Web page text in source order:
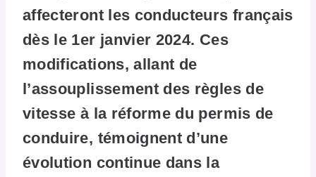
affecteront les conducteurs français
dès le 1er janvier 2024. Ces
modifications, allant de
l’assouplissement des règles de
vitesse à la réforme du permis de
conduire, témoignent d’une
évolution continue dans la